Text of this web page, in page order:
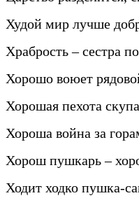
Худой мир лучше
Храбрость – сестра
Хорошо воюет
Хорошая пехота
Хороша война за
Хорош пушкарь –
Ходит ходко пушка-